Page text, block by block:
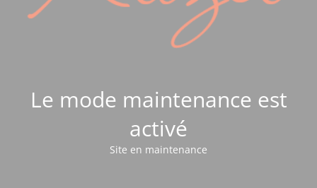
Le mode maintenance est
activé
Site en maintenance